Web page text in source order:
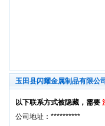
玉田县闪耀金属制品有限公